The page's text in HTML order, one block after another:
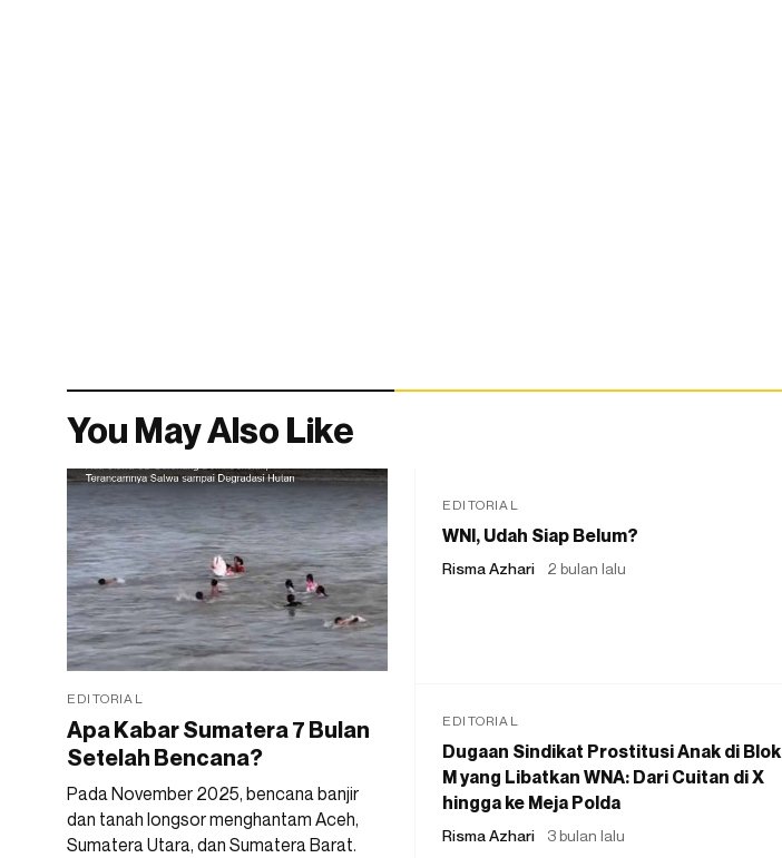
You May Also Like
EDITORIAL
Apa Kabar Sumatera 7 Bulan
Setelah Bencana?
Pada November 2025, bencana banjir
dan tanah longsor menghantam Aceh,
Sumatera Utara, dan Sumatera Barat.
EDITORIAL
WNI, Udah Siap Belum?
Risma Azhari 2 bulan lalu
EDITORIAL
Dugaan Sindikat Prostitusi Anak di Blok
M yang Libatkan WNA: Dari Cuitan di X
hingga ke Meja Polda
Risma Azhari 3 bulan lalu